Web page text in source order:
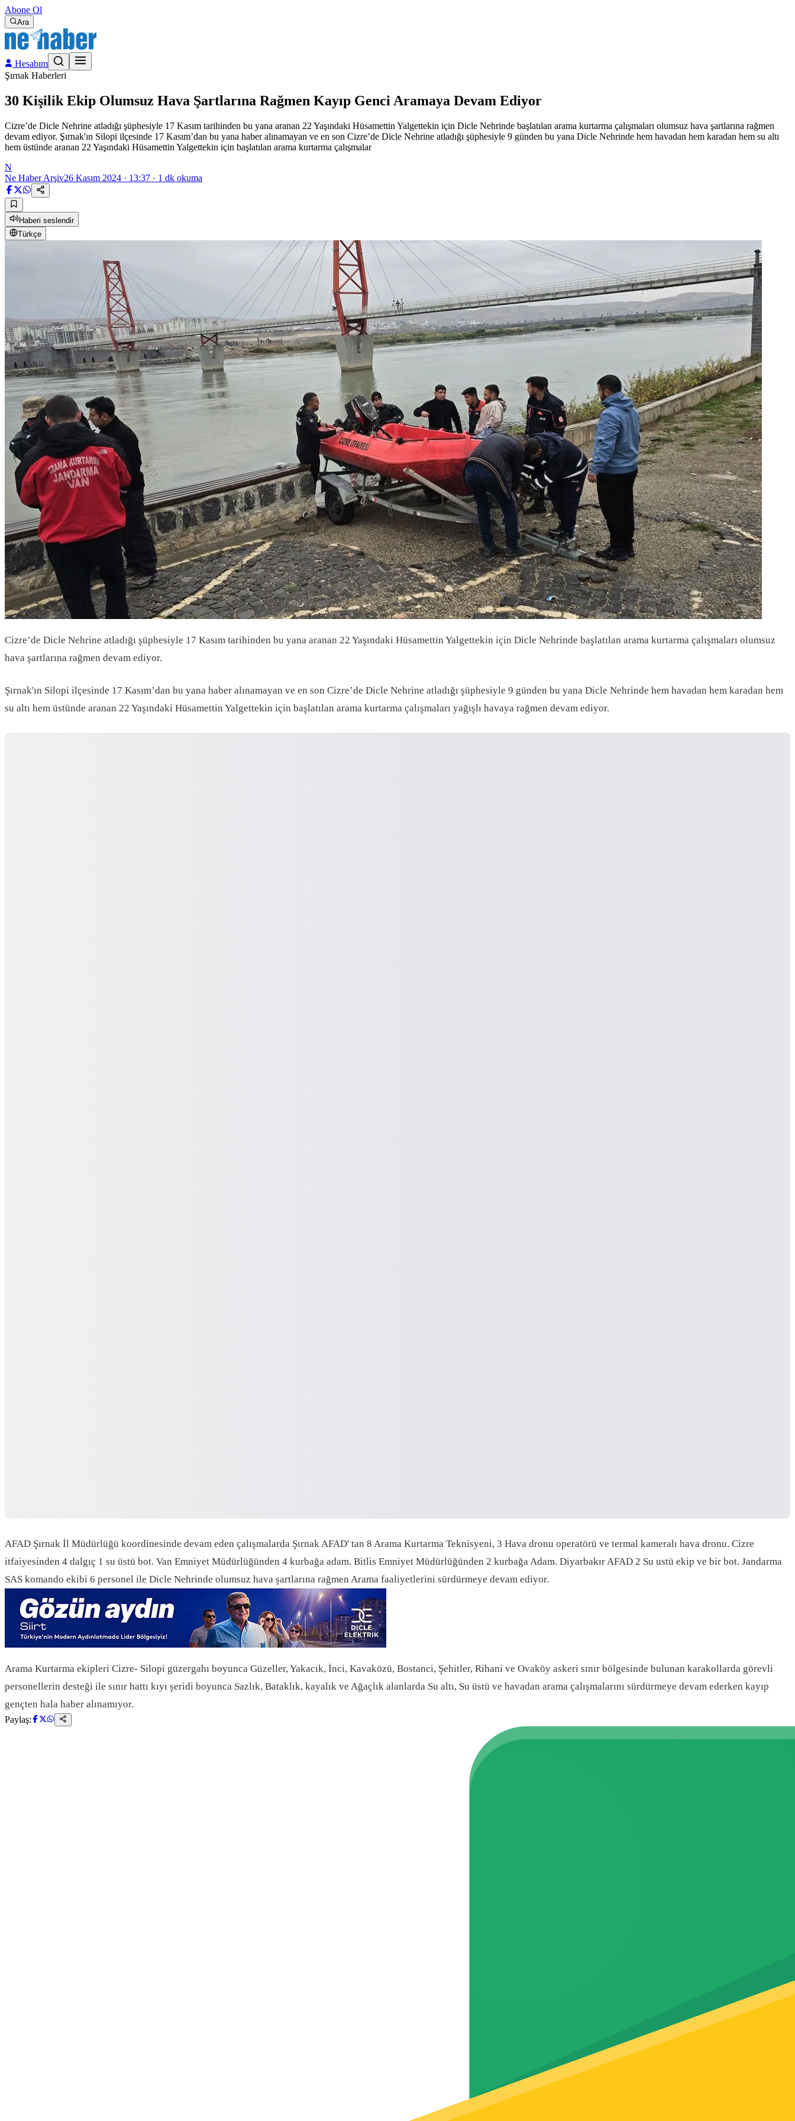
Abone Ol
Ara
Hesabım
Şırnak Haberleri
30 Kişilik Ekip Olumsuz Hava Şartlarına Rağmen Kayıp Genci Aramaya Devam Ediyor
Cizre’de Dicle Nehrine atladığı şüphesiyle 17 Kasım tarihinden bu yana aranan 22 Yaşındaki Hüsamettin Yalgettekin için Dicle Nehrinde başlatılan arama kurtarma çalışmaları olumsuz hava şartlarına rağmen
devam ediyor. Şırnak'ın Silopi ilçesinde 17 Kasım’dan bu yana haber alınamayan ve en son Cizre’de Dicle Nehrine atladığı şüphesiyle 9 günden bu yana Dicle Nehrinde hem havadan hem karadan hem su altı
hem üstünde aranan 22 Yaşındaki Hüsamettin Yalgettekin için başlatılan arama kurtarma çalışmalar
N
Ne Haber Arşiv26 Kasım 2024 · 13:37 · 1 dk okuma
Haberi seslendir
Türkçe
Cizre’de Dicle Nehrine atladığı şüphesiyle 17 Kasım tarihinden bu yana aranan 22 Yaşındaki Hüsamettin Yalgettekin için Dicle Nehrinde başlatılan arama kurtarma çalışmaları olumsuz
hava şartlarına rağmen devam ediyor.
Şırnak'ın Silopi ilçesinde 17 Kasım’dan bu yana haber alınamayan ve en son Cizre’de Dicle Nehrine atladığı şüphesiyle 9 günden bu yana Dicle Nehrinde hem havadan hem karadan hem
su altı hem üstünde aranan 22 Yaşındaki Hüsamettin Yalgettekin için başlatılan arama kurtarma çalışmaları yağışlı havaya rağmen devam ediyor.
AFAD Şırnak İl Müdürlüğü koordinesinde devam eden çalışmalarda Şırnak AFAD' tan 8 Arama Kurtarma Teknisyeni, 3 Hava dronu operatörü ve termal kameralı hava dronu. Cizre
itfaiyesinden 4 dalgıç 1 su üstü bot. Van Emniyet Müdürlüğünden 4 kurbağa adam. Bitlis Emniyet Müdürlüğünden 2 kurbağa Adam. Diyarbakır AFAD 2 Su ustü ekip ve bir bot. Jandarma
SAS komando ekibi 6 personel ile Dicle Nehrinde olumsuz hava şartlarına rağmen Arama faaliyetlerini sürdürmeye devam ediyor.
Arama Kurtarma ekipleri Cizre- Silopi güzergahı boyunca Güzeller, Yakacık, İnci, Kavaközü, Bostanci, Şehitler, Rihani ve Ovaköy askeri sınır bölgesinde bulunan karakollarda görevli
personellerin desteği ile sınır hattı kıyı şeridi boyunca Sazlık, Bataklık, kayalık ve Ağaçlık alanlarda Su altı, Su üstü ve havadan arama çalışmalarını sürdürmeye devam ederken kayıp
gençten hala haber alınamıyor.
Paylaş: